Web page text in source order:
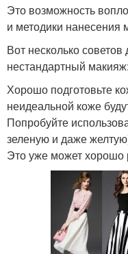
Это возможность
и методики нанесения
Вот несколько
нестандартный макияж:
Хорошо подготовьте
неидеальной коже
Попробуйте
зеленую и даже
Это уже может хорошо